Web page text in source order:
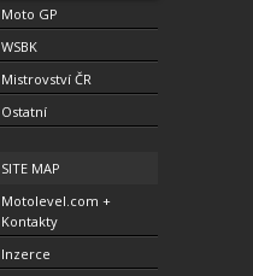
Moto GP
WSBK
Mistrovství ČR
Ostatní
SITE MAP
Motolevel.com +
Kontakty
Inzerce